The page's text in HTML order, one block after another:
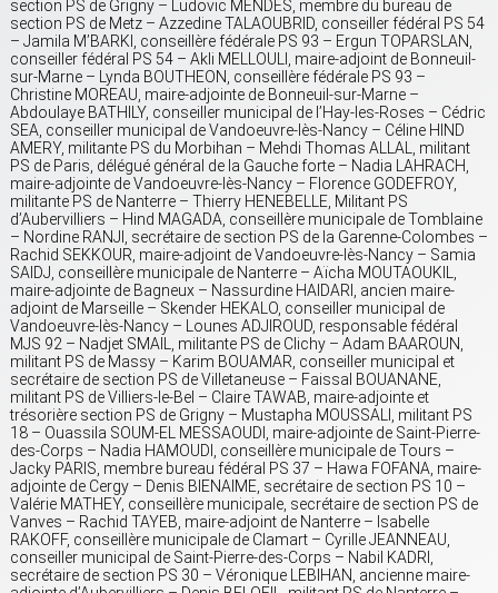
section PS de Grigny – Ludovic MENDES, membre du bureau de
section PS de Metz – Azzedine TALAOUBRID, conseiller fédéral PS 54
– Jamila M’BARKI, conseillère fédérale PS 93 – Ergun TOPARSLAN,
conseiller fédéral PS 54 – Akli MELLOULI, maire-adjoint de Bonneuil-
sur-Marne – Lynda BOUTHEON, conseillère fédérale PS 93 –
Christine MOREAU, maire-adjointe de Bonneuil-sur-Marne –
Abdoulaye BATHILY, conseiller municipal de l’Hay-les-Roses – Cédric
SEA, conseiller municipal de Vandoeuvre-lès-Nancy – Céline HIND
AMERY, militante PS du Morbihan – Mehdi Thomas ALLAL, militant
PS de Paris, délégué général de la Gauche forte – Nadia LAHRACH,
maire-adjointe de Vandoeuvre-lès-Nancy – Florence GODEFROY,
militante PS de Nanterre – Thierry HENEBELLE, Militant PS
d’Aubervilliers – Hind MAGADA, conseillère municipale de Tomblaine
– Nordine RANJI, secrétaire de section PS de la Garenne-Colombes –
Rachid SEKKOUR, maire-adjoint de Vandoeuvre-lès-Nancy – Samia
SAIDJ, conseillère municipale de Nanterre – Aïcha MOUTAOUKIL,
maire-adjointe de Bagneux – Nassurdine HAIDARI, ancien maire-
adjoint de Marseille – Skender HEKALO, conseiller municipal de
Vandoeuvre-lès-Nancy – Lounes ADJIROUD, responsable fédéral
MJS 92 – Nadjet SMAIL, militante PS de Clichy – Adam BAAROUN,
militant PS de Massy – Karim BOUAMAR, conseiller municipal et
secrétaire de section PS de Villetaneuse – Faissal BOUANANE,
militant PS de Villiers-le-Bel – Claire TAWAB, maire-adjointe et
trésorière section PS de Grigny – Mustapha MOUSSALI, militant PS
18 – Ouassila SOUM-EL MESSAOUDI, maire-adjointe de Saint-Pierre-
des-Corps – Nadia HAMOUDI, conseillère municipale de Tours –
Jacky PARIS, membre bureau fédéral PS 37 – Hawa FOFANA, maire-
adjointe de Cergy – Denis BIENAIME, secrétaire de section PS 10 –
Valérie MATHEY, conseillère municipale, secrétaire de section PS de
Vanves – Rachid TAYEB, maire-adjoint de Nanterre – Isabelle
RAKOFF, conseillère municipale de Clamart – Cyrille JEANNEAU,
conseiller municipal de Saint-Pierre-des-Corps – Nabil KADRI,
secrétaire de section PS 30 – Véronique LEBIHAN, ancienne maire-